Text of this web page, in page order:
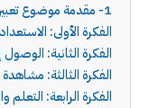
1- مقدمة موضوع تعبير رحلة الى حديقة الحيوان :
الفكرة الأولى:
الفكرة الثانية: الوصول
الفكرة الثالثة:
الفكرة الرابعة: التعلم